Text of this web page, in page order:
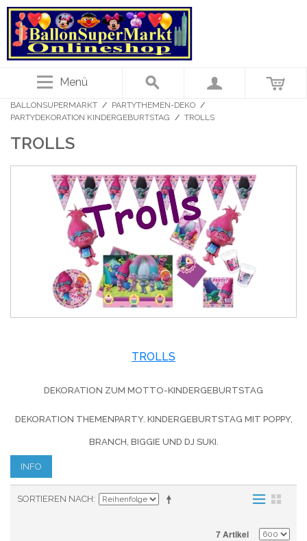
Menü
BALLONSUPERMARKT / PARTYTHEMEN-DEKO /
PARTYDEKORATION KINDERGEBURTSTAG / TROLLS
TROLLS
TROLLS
DEKORATION ZUM MOTTO-KINDERGEBURTSTAG
DEKORATION THEMENPARTY. KINDERGEBURTSTAG MIT POPPY,
BRANCH, BIGGIE UND DJ SUKI.
INFO
SORTIEREN NACH
7 Artikel